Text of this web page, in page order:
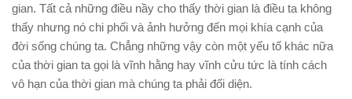
gian. Tất cả những điều nầy cho thấy thời gian là điều ta không
thấy nhưng nó chi phối và ảnh hưởng đến mọi khía cạnh của
đời sống chúng ta. Chẳng những vậy còn một yếu tố khác nữa
của thời gian ta gọi là vĩnh hằng hay vĩnh cửu tức là tính cách
vô hạn của thời gian mà chúng ta phải đối diện.